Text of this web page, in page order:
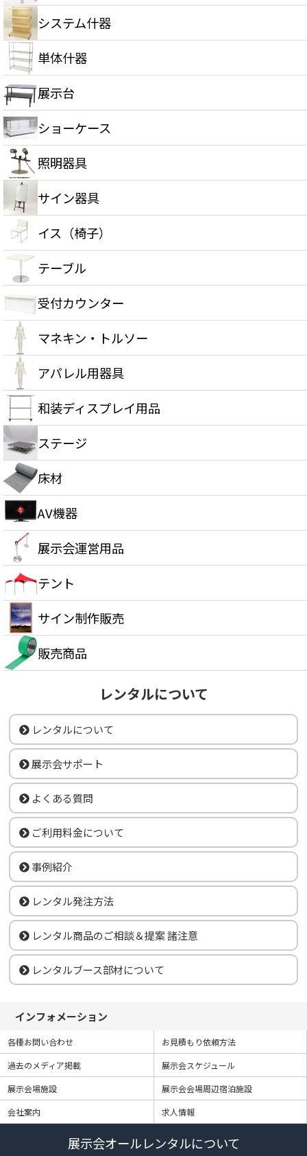
システム什器
単体什器
展示台
ショーケース
照明器具
サイン器具
イス（椅子）
テーブル
受付カウンター
マネキン・トルソー
アパレル用器具
和装ディスプレイ用品
ステージ
床材
AV機器
展示会運営用品
テント
サイン制作販売
販売商品
レンタルについて
レンタルについて
展示会サポート
よくある質問
ご利用料金について
事例紹介
レンタル発注方法
レンタル商品のご相談＆提案 諸注意
レンタルブース部材について
インフォメーション
各種お問い合わせ
お見積もり依頼方法
過去のメディア掲載
展示会スケジュール
展示会場施設
展示会会場周辺宿泊施設
会社案内
求人情報
展示会オールレンタルについて